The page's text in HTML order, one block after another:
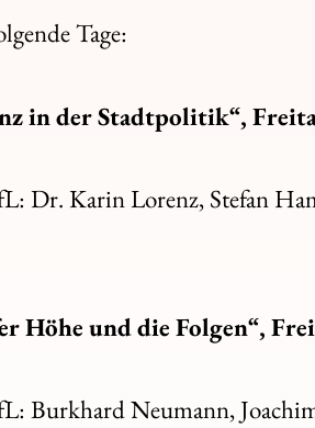
Tage:
in der Stadtpolitik“,
Dr. Karin Lorenz, Stefan
Höhe und die Folgen“,
Burkhard Neumann,